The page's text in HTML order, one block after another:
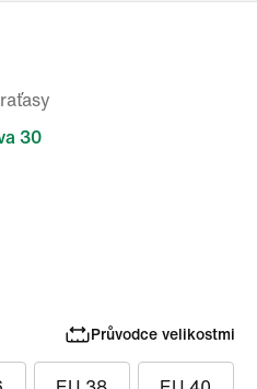
30
Průvodce velikostmi